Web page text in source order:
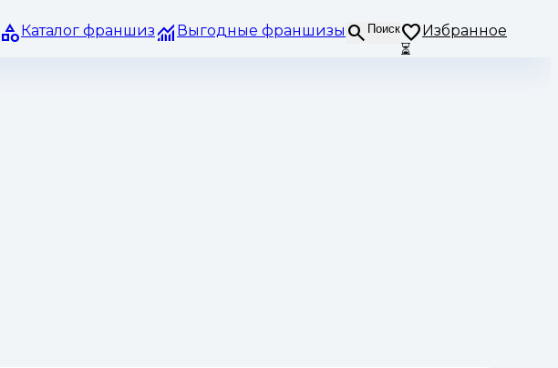
Каталог франшиз Выгодные франшизы Поиск
Избранное
⏳